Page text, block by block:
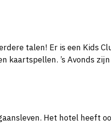
talen! Er is een Kids
kaartspellen. ’s Avonds
Het hotel heeft